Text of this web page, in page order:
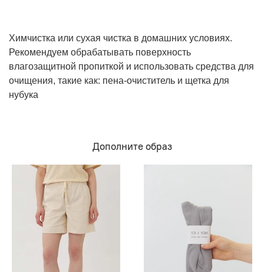
Химчистка или сухая чистка в домашних условиях.
Рекомендуем обрабатывать поверхность
влагозащитной пропиткой и использовать средства для
очищения, такие как: пена-очиститель и щетка для
нубука
Дополните образ